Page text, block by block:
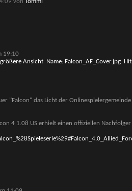
19:10
"Falcon" das Licht der
4 1.08 US erhielt einen offiziellen